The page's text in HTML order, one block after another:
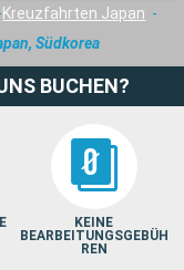
Kreuzfahrten Japan
Südkorea
BUCHEN?
KEINE
BEARBEITUNGSGEBÜH
REN